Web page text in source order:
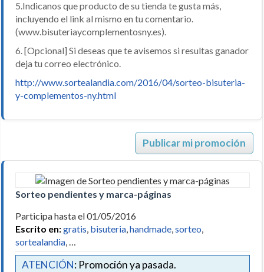
5.Indicanos que producto de su tienda te gusta más,
incluyendo el link al mismo en tu comentario.
(www.bisuteriaycomplementosny.es).
6. [Opcional] Si deseas que te avisemos si resultas ganador
deja tu correo electrónico.
http://www.sortealandia.com/2016/04/sorteo-bisuteria-
y-complementos-ny.html
Publicar mi promoción
Sorteo pendientes y marca-páginas
Participa hasta el 01/05/2016
Escrito en:gratis, bisuteria,handmade,sorteo,
sortealandia, …
ATENCIÓN: Promoción ya pasada.